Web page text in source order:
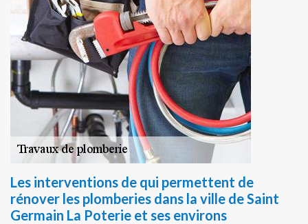
Les interventions de qui permettent de
rénover les plomberies dans la ville de Saint
Germain La Poterie et ses environs